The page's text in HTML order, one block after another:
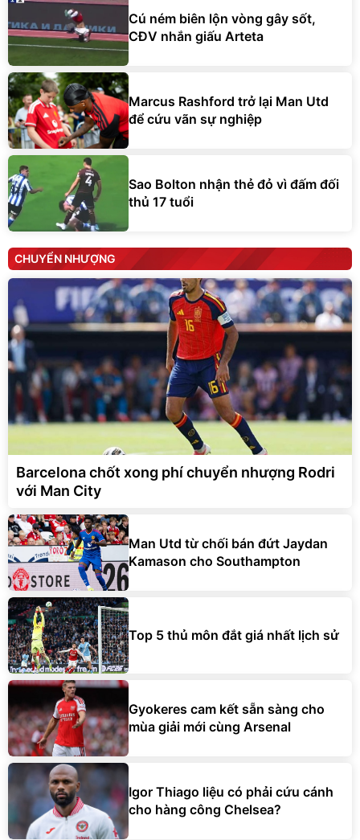
Cú ném biên lộn vòng gây sốt,
CĐV nhắn giấu Arteta
Marcus Rashford trở lại Man Utd
để cứu vãn sự nghiệp
Sao Bolton nhận thẻ đỏ vì đấm đối
thủ 17 tuổi
CHUYỂN NHƯỢNG
Barcelona chốt xong phí chuyển nhượng Rodri
với Man City
Man Utd từ chối bán đứt Jaydan
Kamason cho Southampton
Top 5 thủ môn đắt giá nhất lịch sử
Gyokeres cam kết sẵn sàng cho
mùa giải mới cùng Arsenal
Igor Thiago liệu có phải cứu cánh
cho hàng công Chelsea?